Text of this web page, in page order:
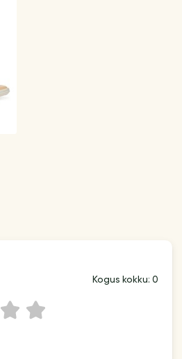
Kogus kokku: 0
5
4